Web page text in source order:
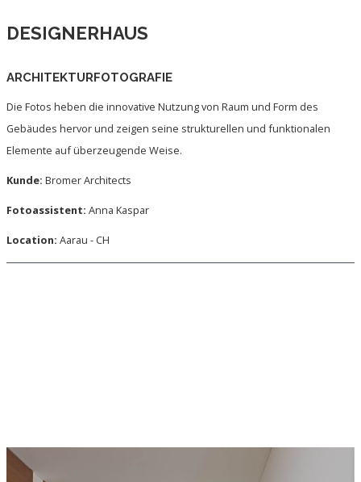
DESIGNERHAUS
ARCHITEKTURFOTOGRAFIE
Die Fotos heben die innovative Nutzung von Raum und Form des
Gebäudes hervor und zeigen seine strukturellen und funktionalen
Elemente auf überzeugende Weise.
Kunde: Bromer Architects
Fotoassistent: Anna Kaspar
Location: Aarau - CH